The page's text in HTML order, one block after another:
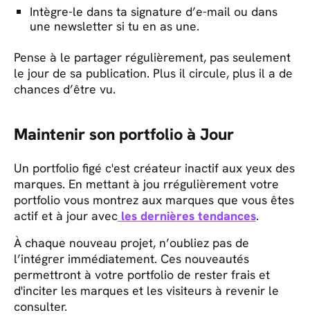
Intègre-le dans ta signature d’e-mail ou dans
une newsletter si tu en as une.
Pense à le partager régulièrement, pas seulement
le jour de sa publication. Plus il circule, plus il a de
chances d’être vu.
Maintenir son portfolio à Jour
Un portfolio figé c'est créateur inactif aux yeux des
marques. En mettant à jou rrégulièrement votre
portfolio vous montrez aux marques que vous êtes
actif et à jour avecles dernières tendances.
À chaque nouveau projet, n’oubliez pas de
l’intégrer immédiatement. Ces nouveautés
permettront à votre portfolio de rester frais et
d'inciter les marques et les visiteurs à revenir le
consulter.